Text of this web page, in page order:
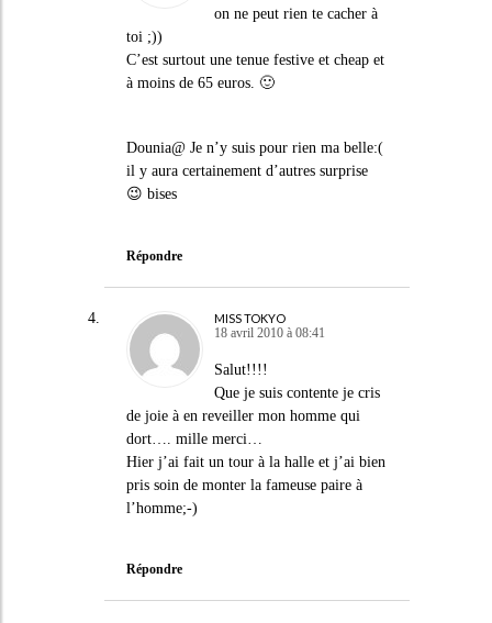
on ne peut rien te cacher à
toi ;))
C’est surtout une tenue festive et cheap et
à moins de 65 euros. 🙂
Dounia@ Je n’y suis pour rien ma belle:(
il y aura certainement d’autres surprise
😉 bises
Répondre
MISS TOKYO
18 avril 2010 à 08:41
Salut!!!!
Que je suis contente je cris
de joie à en reveiller mon homme qui
dort…. mille merci…
Hier j’ai fait un tour à la halle et j’ai bien
pris soin de monter la fameuse paire à
l’homme;-)
Répondre